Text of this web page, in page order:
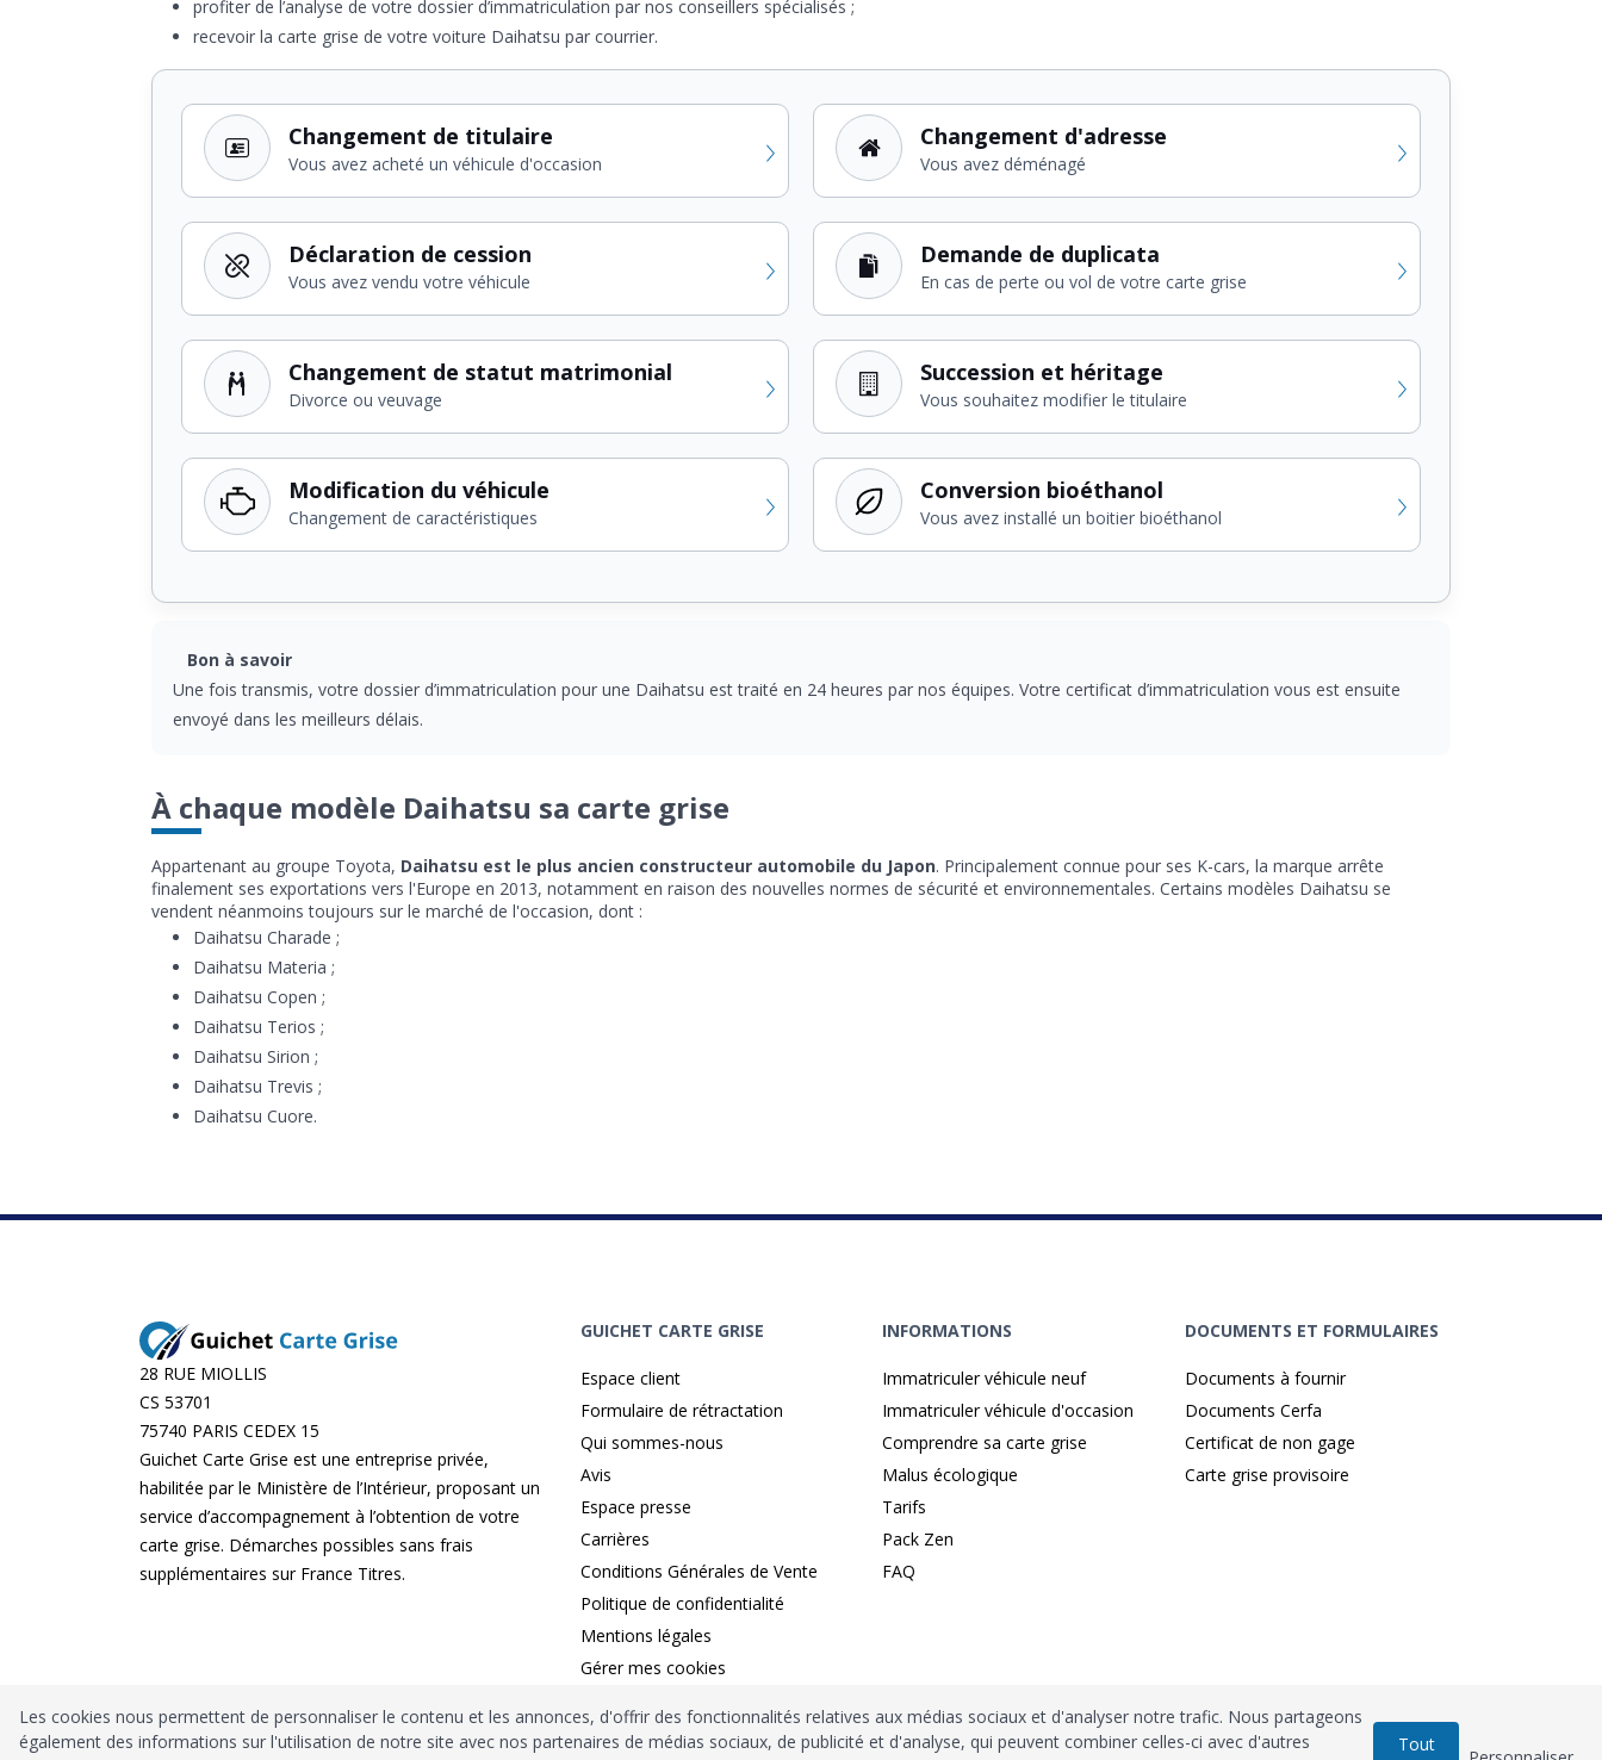
profiter de l’analyse de votre dossier d’immatriculation par nos conseillers spécialisés ;
recevoir la carte grise de votre voiture Daihatsu par courrier.
Changement de titulaire
Vous avez acheté un véhicule d'occasion
Changement d'adresse
Vous avez déménagé
Déclaration de cession
Vous avez vendu votre véhicule
Demande de duplicata
En cas de perte ou vol de votre carte grise
Changement de statut matrimonial
Divorce ou veuvage
Succession et héritage
Vous souhaitez modifier le titulaire
Modification du véhicule
Changement de caractéristiques
Conversion bioéthanol
Vous avez installé un boitier bioéthanol
Bon à savoir
Une fois transmis, votre dossier d’immatriculation pour une Daihatsu est traité en 24 heures par nos équipes. Votre certificat d’immatriculation vous est ensuite
envoyé dans les meilleurs délais.
À chaque modèle Daihatsu sa carte grise
Appartenant au groupe Toyota, Daihatsu est le plus ancien constructeur automobile du Japon. Principalement connue pour ses K-cars, la marque arrête
finalement ses exportations vers l'Europe en 2013, notamment en raison des nouvelles normes de sécurité et environnementales. Certains modèles Daihatsu se
vendent néanmoins toujours sur le marché de l'occasion, dont :
Daihatsu Charade ;
Daihatsu Materia ;
Daihatsu Copen ;
Daihatsu Terios ;
Daihatsu Sirion ;
Daihatsu Trevis ;
Daihatsu Cuore.
28 RUE MIOLLIS
CS 53701
75740 PARIS CEDEX 15
Guichet Carte Grise est une entreprise privée,
habilitée par le Ministère de l’Intérieur, proposant un
service d’accompagnement à l’obtention de votre
carte grise. Démarches possibles sans frais
supplémentaires sur France Titres.
GUICHET CARTE GRISE
Espace client
Formulaire de rétractation
Qui sommes-nous
Avis
Espace presse
Carrières
Conditions Générales de Vente
Politique de confidentialité
Mentions légales
Gérer mes cookies
INFORMATIONS
Immatriculer véhicule neuf
Immatriculer véhicule d'occasion
Comprendre sa carte grise
Malus écologique
Tarifs
Pack Zen
FAQ
DOCUMENTS ET FORMULAIRES
Documents à fournir
Documents Cerfa
Certificat de non gage
Carte grise provisoire
Tous droits réservés © 2026 Identité sécurisé parFranceConnect HabilitationMinistère de l’Intérieur: n°212900 AgrémentTrésor Public : n°52480
Les cookies nous permettent de personnaliser le contenu et les annonces, d'offrir des fonctionnalités relatives aux médias sociaux et d'analyser notre trafic. Nous partageons
également des informations sur l'utilisation de notre site avec nos partenaires de médias sociaux, de publicité et d'analyse, qui peuvent combiner celles-ci avec d'autres
Tout